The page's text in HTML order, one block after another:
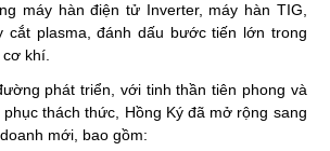
máy hàn điện tử Inverter, máy hàn TIG,
cắt plasma, đánh dấu bước tiến lớn trong
khí.
phát triển, với tinh thần tiên phong và
thách thức, Hồng Ký đã mở rộng sang
mới, bao gồm: